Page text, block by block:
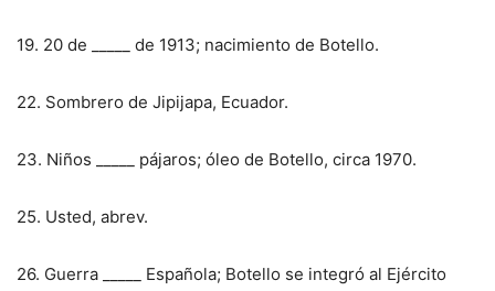
19. 20 de _____ de 1913; nacimiento de Botello.
22. Sombrero de Jipijapa, Ecuador.
23. Niños _____ pájaros; óleo de Botello, circa 1970.
25. Usted, abrev.
26. Guerra _____ Española; Botello se integró al Ejército